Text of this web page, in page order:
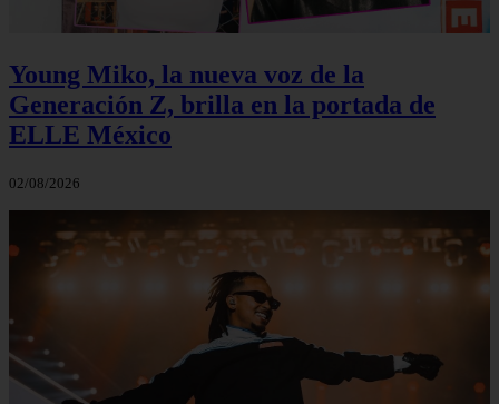
Young Miko, la nueva voz de la
Generación Z, brilla en la portada de
ELLE México
02/08/2026